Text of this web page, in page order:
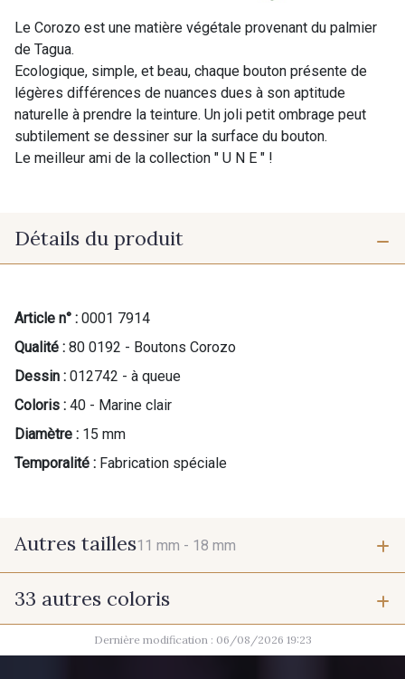
Le Corozo est une matière végétale provenant du palmier
de Tagua.
Ecologique, simple, et beau, chaque bouton présente de
légères différences de nuances dues à son aptitude
naturelle à prendre la teinture. Un joli petit ombrage peut
subtilement se dessiner sur la surface du bouton.
Le meilleur ami de la collection " U N E " !
Détails du produit
Article n° : 0001 7914
Qualité : 80 0192 - Boutons Corozo
Dessin : 012742 - à queue
Coloris : 40 - Marine clair
Diamètre : 15 mm
Temporalité : Fabrication spéciale
Autres tailles11 mm - 18 mm
11 mm
33 autres coloris
37 - Jaune Poussin 38 - Jaune Soleil
Dernière modification : 06/08/2026 19:23